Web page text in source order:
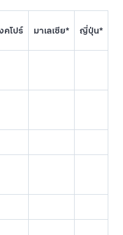
คโปร์ มาเลเซีย* ญี่ปุ่น*